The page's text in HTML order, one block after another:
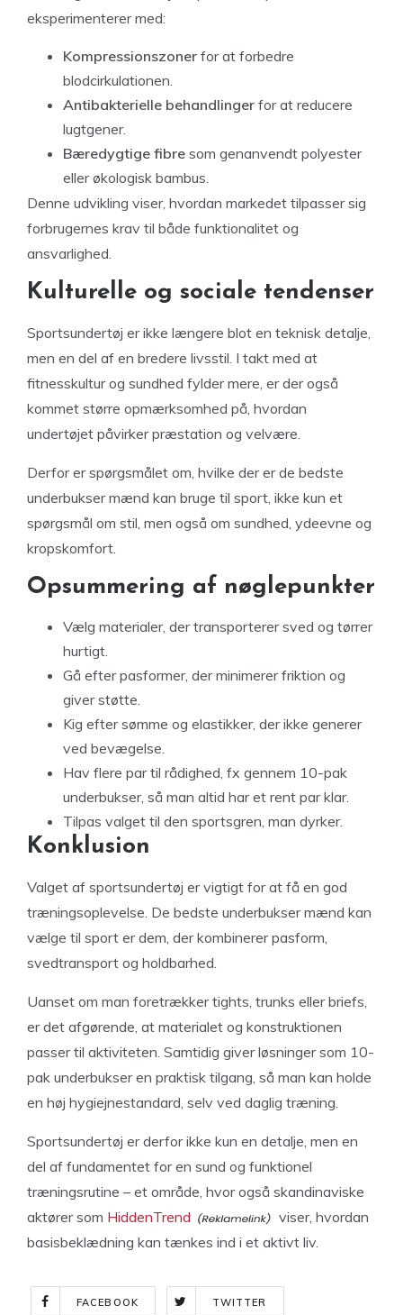
eksperimenterer med:
Kompressionszoner for at forbedre
blodcirkulationen.
Antibakterielle behandlinger for at reducere
lugtgener.
Bæredygtige fibre som genanvendt polyester
eller økologisk bambus.
Denne udvikling viser, hvordan markedet tilpasser sig
forbrugernes krav til både funktionalitet og
ansvarlighed.
Kulturelle og sociale tendenser
Sportsundertøj er ikke længere blot en teknisk detalje,
men en del af en bredere livsstil. I takt med at
fitnesskultur og sundhed fylder mere, er der også
kommet større opmærksomhed på, hvordan
undertøjet påvirker præstation og velvære.
Derfor er spørgsmålet om, hvilke der er de bedste
underbukser mænd kan bruge til sport, ikke kun et
spørgsmål om stil, men også om sundhed, ydeevne og
kropskomfort.
Opsummering af nøglepunkter
Vælg materialer, der transporterer sved og tørrer
hurtigt.
Gå efter pasformer, der minimerer friktion og
giver støtte.
Kig efter sømme og elastikker, der ikke generer
ved bevægelse.
Hav flere par til rådighed, fx gennem 10-pak
underbukser, så man altid har et rent par klar.
Tilpas valget til den sportsgren, man dyrker.
Konklusion
Valget af sportsundertøj er vigtigt for at få en god
træningsoplevelse. De bedste underbukser mænd kan
vælge til sport er dem, der kombinerer pasform,
svedtransport og holdbarhed.
Uanset om man foretrækker tights, trunks eller briefs,
er det afgørende, at materialet og konstruktionen
passer til aktiviteten. Samtidig giver løsninger som 10-
pak underbukser en praktisk tilgang, så man kan holde
en høj hygiejnestandard, selv ved daglig træning.
Sportsundertøj er derfor ikke kun en detalje, men en
del af fundamentet for en sund og funktionel
træningsrutine – et område, hvor også skandinaviske
aktører som HiddenTrend
viser, hvordan
basisbeklædning kan tænkes ind i et aktivt liv.
FACEBOOK TWITTER